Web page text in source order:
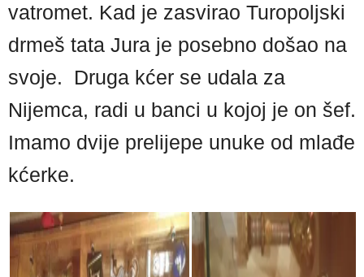
vatromet. Kad je zasvirao Turopoljski
drmeš tata Jura je posebno došao na
svoje. Druga kćer se udala za
Nijemca, radi u banci u kojoj je on šef.
Imamo dvije prelijepe unuke od mlađe
kćerke.